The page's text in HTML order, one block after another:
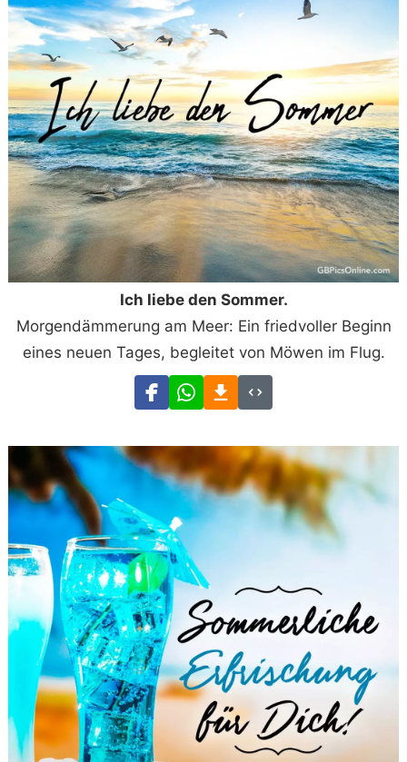
Ich liebe den Sommer.
Morgendämmerung am Meer: Ein friedvoller Beginn
eines neuen Tages, begleitet von Möwen im Flug.